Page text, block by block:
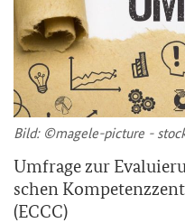
Bild: ©magele-​picture -
Um­fra­ge zur
schen
(ECCC)